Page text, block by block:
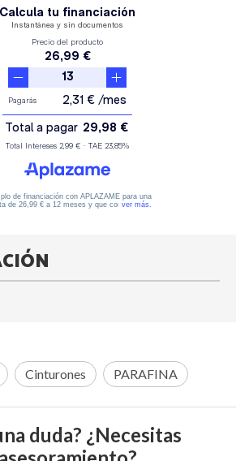
Cinturones PARAFINA
duda? ¿Necesitas